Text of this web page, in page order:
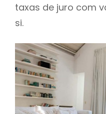
taxas de juro com
si.